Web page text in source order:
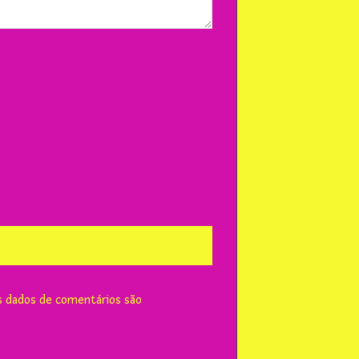
dados de comentários são